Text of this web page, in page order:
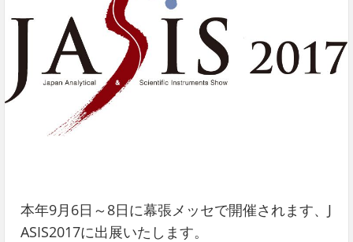
本年9月6日～8日に幕張メッセで開催されます、J
ASIS2017に出展いたします。